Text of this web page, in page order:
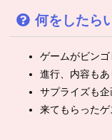
何をしたら
ゲームがビン
進行、内容も
サプライズも
来てもらった